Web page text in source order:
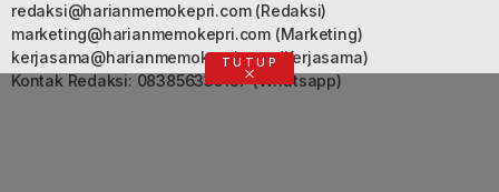
redaksi@harianmemokepri.com(Redaksi)
marketing@harianmemokepri.com(Marketing)
kerjasama@harianmemokepri.com(Kerjasama)
Kontak Redaksi: 083856335187 (Whatsapp)
TUTUP